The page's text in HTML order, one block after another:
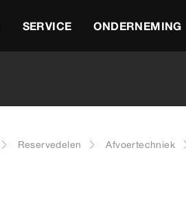
SERVICE ONDERNEMING
Reservedelen Afvoertechniek